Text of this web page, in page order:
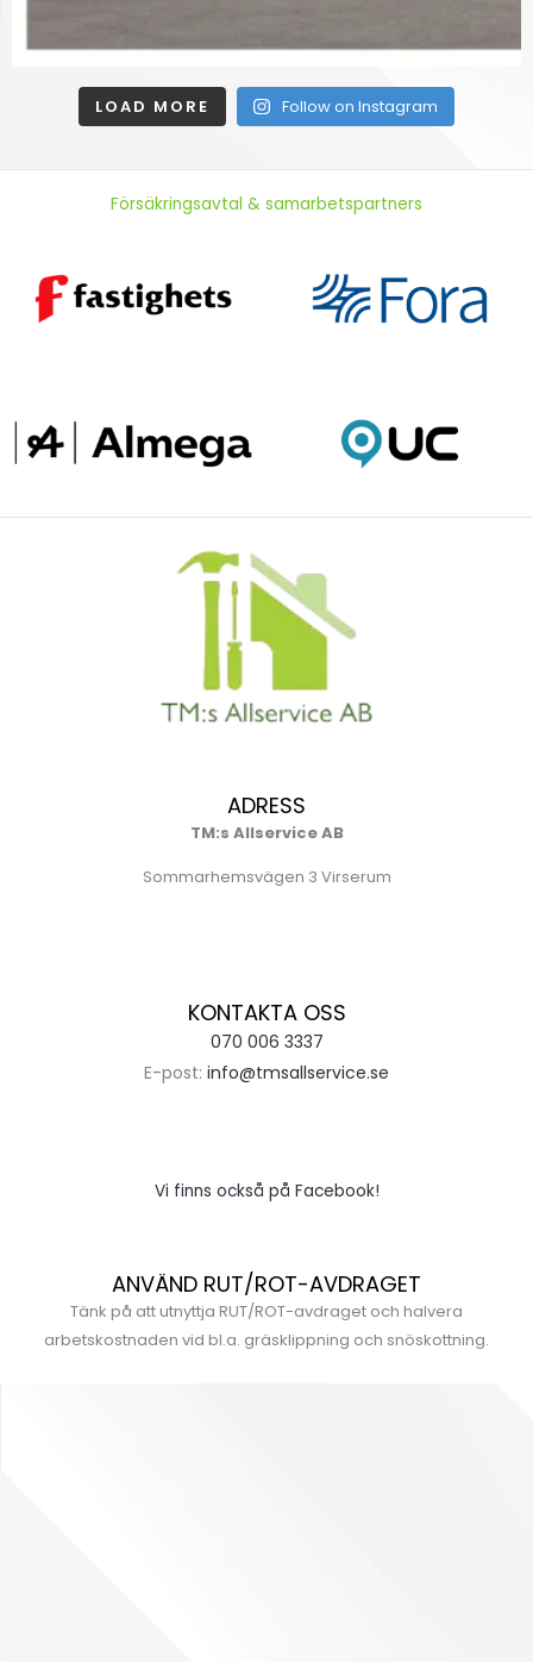
LOAD MORE Follow on Instagram
Försäkringsavtal & samarbetspartners
ADRESS
TM:s Allservice AB
Sommarhemsvägen 3 Virserum
KONTAKTA OSS
070 006 3337
E-post: info@tmsallservice.se
Vi finns också på Facebook!
ANVÄND RUT/ROT-AVDRAGET
Tänk på att utnyttja RUT/ROT-avdraget och halvera
arbetskostnaden vid bl.a. gräsklippning och snöskottning.